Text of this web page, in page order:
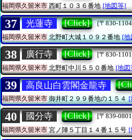
福岡県久留米市西町１０３６番地 [地図等]
37 光蓮寺 [Click]
[〒830-
福岡県久留米市北野町大城１０９２番地 [地
38 廣行寺 [Click]
[〒830-
福岡県久留米市 北野町中川５５０番地 [地図
39 高良山白雲閣金龍寺
福岡県久留米市御井町２９９番地の１５４ [
40 國分寺 [Click]
[〒839-
福岡県久留米市 宮ノ陣５丁目１４番１５号 [